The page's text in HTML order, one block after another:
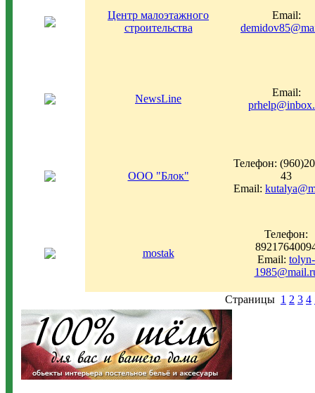
Центр малоэтажного
строительства
Email:
NewsLine
Email:
ООО "Блок"
Телефон:
43
Email:
mostak
Телефон:
Email: tolyn-
Страницы 1 2 3 4